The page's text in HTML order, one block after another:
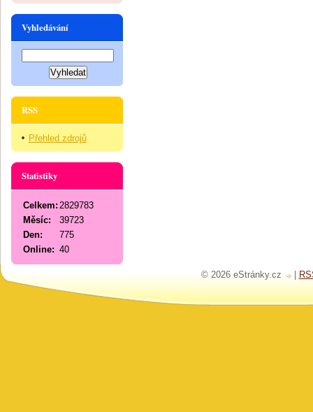
Vyhledávání
RSS
Přehled zdrojů
Statistiky
Online: 40
Celkem: 2829783
Měsíc:
39723
Den:
775
© 2026 eStránky.cz